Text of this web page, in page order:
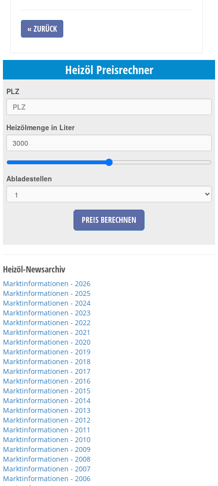
« ZURÜCK
Heizöl Preisrechner
PLZ
Heizölmenge in Liter
Abladestellen
PREIS BERECHNEN
Heizöl-Newsarchiv
Marktinformationen - 2026
Marktinformationen - 2025
Marktinformationen - 2024
Marktinformationen - 2023
Marktinformationen - 2022
Marktinformationen - 2021
Marktinformationen - 2020
Marktinformationen - 2019
Marktinformationen - 2018
Marktinformationen - 2017
Marktinformationen - 2016
Marktinformationen - 2015
Marktinformationen - 2014
Marktinformationen - 2013
Marktinformationen - 2012
Marktinformationen - 2011
Marktinformationen - 2010
Marktinformationen - 2009
Marktinformationen - 2008
Marktinformationen - 2007
Marktinformationen - 2006